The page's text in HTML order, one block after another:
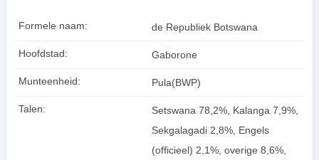
Formele naam: de Republiek Botswana
Hoofdstad: Gaborone
Munteenheid: Pula(BWP)
Talen:
Setswana 78,2%, Kalanga 7,9%,
Sekgalagadi 2,8%, Engels
(officieel) 2,1%, overige 8,6%,